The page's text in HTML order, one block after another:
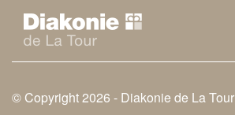
© Copyright 2026 - Diakonie de La Tour